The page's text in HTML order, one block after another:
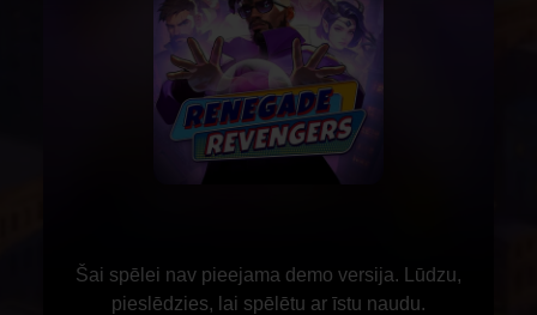
Šai spēlei nav pieejama demo versija. Lūdzu,
pieslēdzies, lai spēlētu ar īstu naudu.